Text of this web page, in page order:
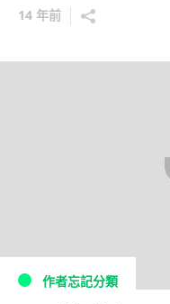
14 年前
作者忘記分類